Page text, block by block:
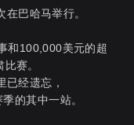
巴哈马举行。
和100,000美元的超
赛。
已经遗忘，
的其中一站。